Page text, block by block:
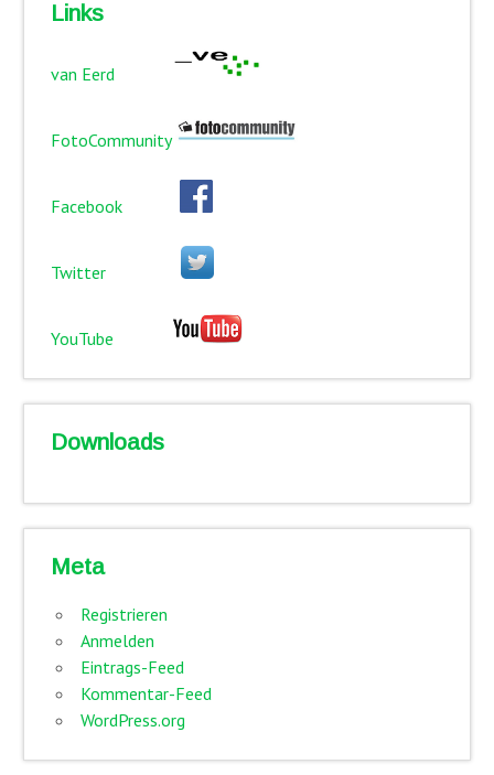
Links
van Eerd
FotoCommunity
Facebook
Twitter
YouTube
Downloads
Meta
Registrieren
Anmelden
Eintrags-Feed
Kommentar-Feed
WordPress.org